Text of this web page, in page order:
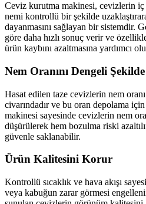
Ceviz kurutma makinesi, cevizlerin iç
nemi kontrollü bir şekilde
dayanmasını sağlayan bir sistemdir.
göre daha hızlı sonuç verir ve
ürün kaybını azaltmasına yardımcı
Nem Oranını Dengeli
Hasat edilen taze cevizlerin nem
civarındadır ve bu oran depolama
makinesi sayesinde cevizlerin nem
düşürülerek hem bozulma riski
güvenle saklanabilir.
Ürün Kalitesini Korur
Kontrollü sıcaklık ve hava akışı
veya kabuğun zarar görmesi